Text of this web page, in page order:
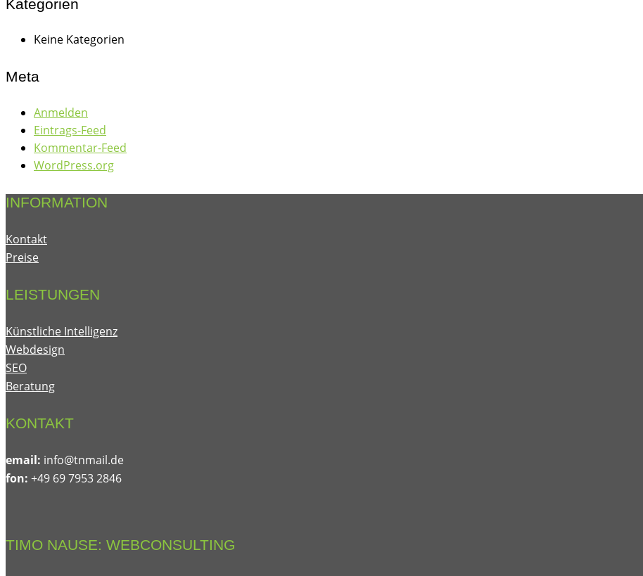
Kategorien
Keine Kategorien
Meta
Anmelden
Eintrags-Feed
Kommentar-Feed
WordPress.org
INFORMATION
Kontakt
Preise
LEISTUNGEN
Künstliche Intelligenz
Webdesign
SEO
Beratung
KONTAKT
email: ed.liamnt
@ofni
fon: +49 69 7953 2846
TIMO NAUSE: WEBCONSULTING